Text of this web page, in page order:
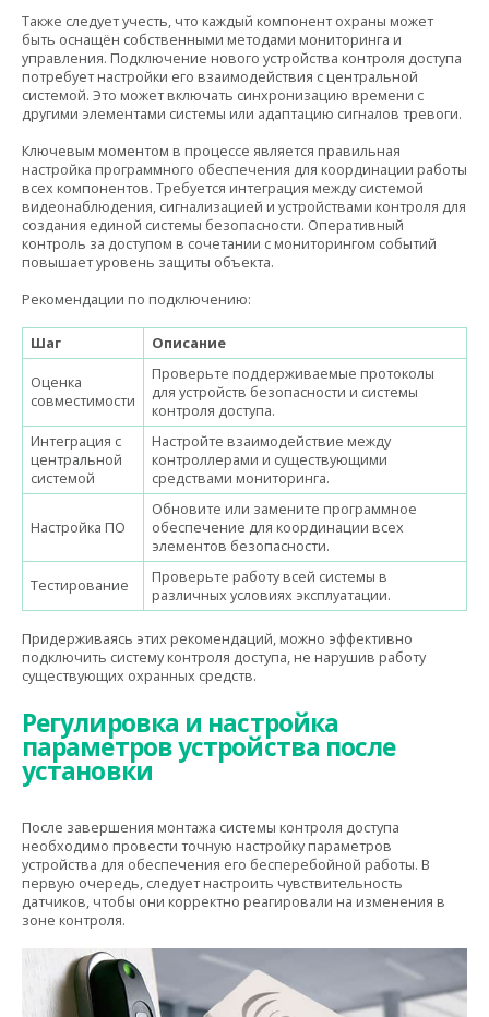
Также следует учесть, что каждый компонент охраны может
быть оснащён собственными методами мониторинга и
управления. Подключение нового устройства контроля доступа
потребует настройки его взаимодействия с центральной
системой. Это может включать синхронизацию времени с
другими элементами системы или адаптацию сигналов тревоги.
Ключевым моментом в процессе является правильная
настройка программного обеспечения для координации работы
всех компонентов. Требуется интеграция между системой
видеонаблюдения, сигнализацией и устройствами контроля для
создания единой системы безопасности. Оперативный
контроль за доступом в сочетании с мониторингом событий
повышает уровень защиты объекта.
Рекомендации по подключению:
Шаг Описание
Оценка
совместимости
Проверьте поддерживаемые протоколы
для устройств безопасности и системы
контроля доступа.
Интеграция с
центральной
системой
Настройте взаимодействие между
контроллерами и существующими
средствами мониторинга.
Настройка ПО
Обновите или замените программное
обеспечение для координации всех
элементов безопасности.
Тестирование
Проверьте работу всей системы в
различных условиях эксплуатации.
Придерживаясь этих рекомендаций, можно эффективно
подключить систему контроля доступа, не нарушив работу
существующих охранных средств.
Регулировка и настройка
параметров устройства после
установки
После завершения монтажа системы контроля доступа
необходимо провести точную настройку параметров
устройства для обеспечения его бесперебойной работы. В
первую очередь, следует настроить чувствительность
датчиков, чтобы они корректно реагировали на изменения в
зоне контроля.